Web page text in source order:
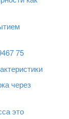
75
через
это